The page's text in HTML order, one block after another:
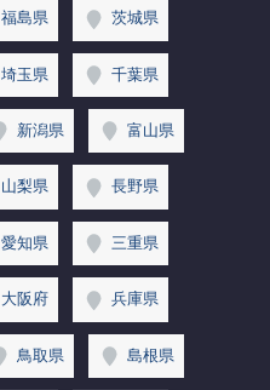
福島県 茨城県
埼玉県 千葉県
新潟県 富山県
山梨県 長野県
愛知県 三重県
大阪府 兵庫県
鳥取県 島根県